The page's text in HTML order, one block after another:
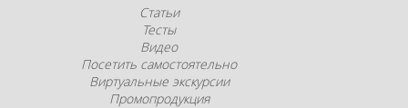
Статьи
Тесты
Видео
Посетить самостоятельно
Виртуальные экскурсии
Промопродукция